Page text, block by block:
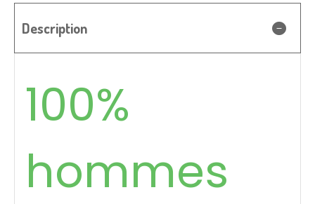
Description
100%
hommes